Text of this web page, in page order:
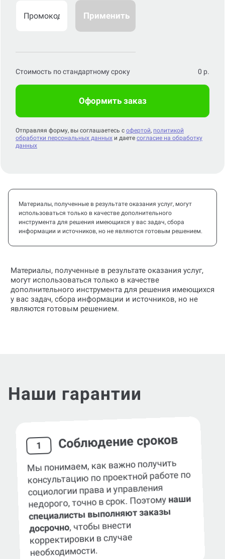
Применить
Стоимость по стандартному сроку 0 р.
Оформить заказ
Отправляя форму, вы соглашаетесь с офертой, политикой
обработки персональных данных и даете согласие на обработку
данных
Материалы, полученные в результате оказания услуг, могут
использоваться только в качестве дополнительного
инструмента для решения имеющихся у вас задач, сбора
информации и источников, но не являются готовым решением.
Материалы, полученные в результате оказания услуг,
могут использоваться только в качестве
дополнительного инструмента для решения имеющихся
у вас задач, сбора информации и источников, но не
являются готовым решением.
Наши гарантии
1 Соблюдение сроков
Мы понимаем, как важно получить
консультацию по проектной работе по
социологии права и управления
недорого, точно в срок. Поэтому наши
специалисты выполняют заказы
досрочно, чтобы внести
корректировки в случае
необходимости.